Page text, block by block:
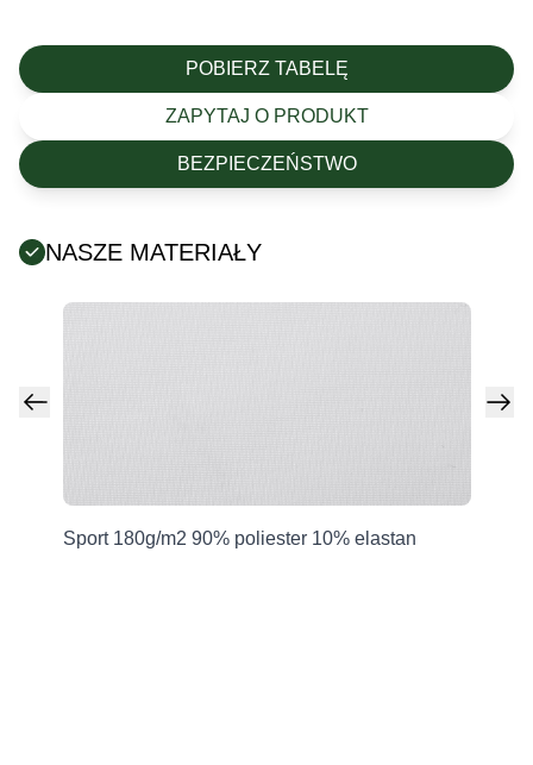
POBIERZ TABELĘ
ZAPYTAJ O PRODUKT
BEZPIECZEŃSTWO
szkodliwych substancji chemicznych).
Grupa Ventus Sp. z o.o.
ul. Chmieleniec 2A/LU2
NASZE MATERIAŁY
Sport 180g/m2 90% poliester 10% elastan